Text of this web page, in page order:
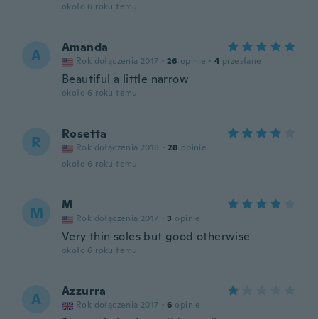
około 6 roku temu
A Amanda
Rok dołączenia 2017 · 26 opinie · 4 przesłane
Beautiful a little narrow
około 6 roku temu
R Rosetta
Rok dołączenia 2018 · 28 opinie
około 6 roku temu
M M
Rok dołączenia 2017 · 3 opinie
Very thin soles but good otherwise
około 6 roku temu
A Azzurra
Rok dołączenia 2017 · 6 opinie